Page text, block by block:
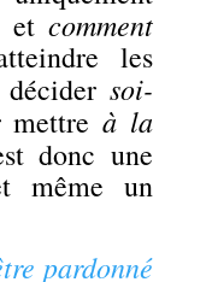
et comment
les
soi-
mettre à la
donc une
même un
pardonné